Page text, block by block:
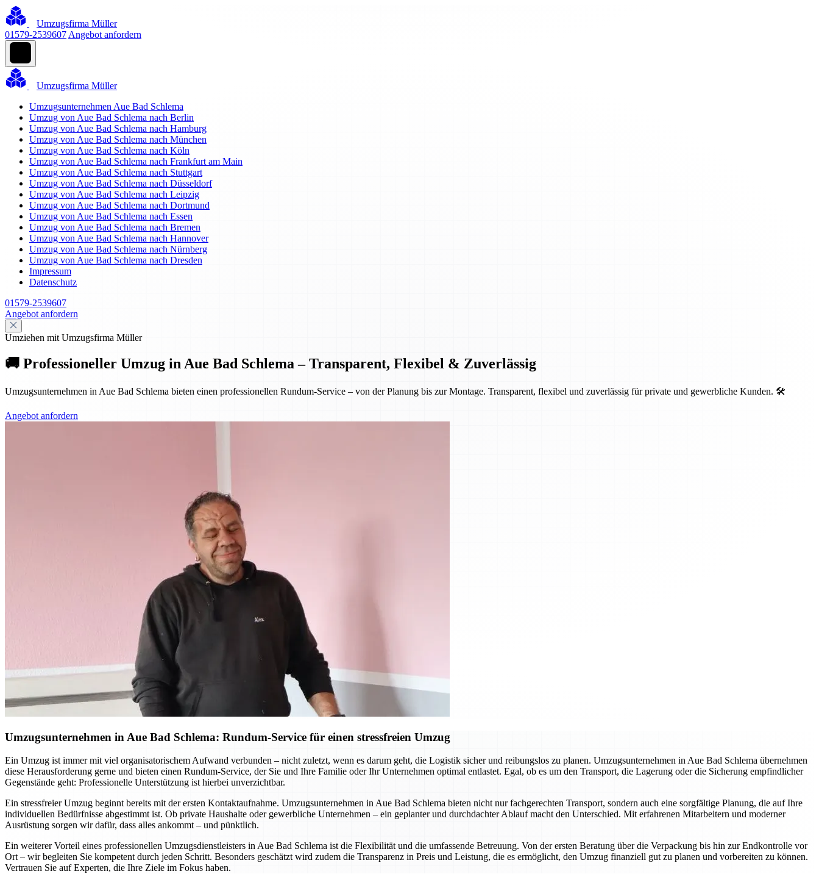
Umzugsfirma Müller
01579-2539607 Angebot anfordern
Umzugsfirma Müller
Umzugsunternehmen Aue Bad Schlema
Umzug von Aue Bad Schlema nach Berlin
Umzug von Aue Bad Schlema nach Hamburg
Umzug von Aue Bad Schlema nach München
Umzug von Aue Bad Schlema nach Köln
Umzug von Aue Bad Schlema nach Frankfurt am Main
Umzug von Aue Bad Schlema nach Stuttgart
Umzug von Aue Bad Schlema nach Düsseldorf
Umzug von Aue Bad Schlema nach Leipzig
Umzug von Aue Bad Schlema nach Dortmund
Umzug von Aue Bad Schlema nach Essen
Umzug von Aue Bad Schlema nach Bremen
Umzug von Aue Bad Schlema nach Hannover
Umzug von Aue Bad Schlema nach Nürnberg
Umzug von Aue Bad Schlema nach Dresden
Impressum
Datenschutz
01579-2539607
Angebot anfordern
Umziehen mit Umzugsfirma Müller
🚚 Professioneller Umzug in Aue Bad Schlema – Transparent, Flexibel & Zuverlässig
Umzugsunternehmen in Aue Bad Schlema bieten einen professionellen Rundum-Service – von der Planung bis zur Montage. Transparent, flexibel und zuverlässig für private und gewerbliche Kunden. 🛠️
Angebot anfordern
Umzugsunternehmen in Aue Bad Schlema: Rundum-Service für einen stressfreien Umzug
Ein Umzug ist immer mit viel organisatorischem Aufwand verbunden – nicht zuletzt, wenn es darum geht, die Logistik sicher und reibungslos zu planen. Umzugsunternehmen in Aue Bad Schlema übernehmen
diese Herausforderung gerne und bieten einen Rundum-Service, der Sie und Ihre Familie oder Ihr Unternehmen optimal entlastet. Egal, ob es um den Transport, die Lagerung oder die Sicherung empfindlicher
Gegenstände geht: Professionelle Unterstützung ist hierbei unverzichtbar.
Ein stressfreier Umzug beginnt bereits mit der ersten Kontaktaufnahme. Umzugsunternehmen in Aue Bad Schlema bieten nicht nur fachgerechten Transport, sondern auch eine sorgfältige Planung, die auf Ihre
individuellen Bedürfnisse abgestimmt ist. Ob private Haushalte oder gewerbliche Unternehmen – ein geplanter und durchdachter Ablauf macht den Unterschied. Mit erfahrenen Mitarbeitern und moderner
Ausrüstung sorgen wir dafür, dass alles ankommt – und pünktlich.
Ein weiterer Vorteil eines professionellen Umzugsdienstleisters in Aue Bad Schlema ist die Flexibilität und die umfassende Betreuung. Von der ersten Beratung über die Verpackung bis hin zur Endkontrolle vor
Ort – wir begleiten Sie kompetent durch jeden Schritt. Besonders geschätzt wird zudem die Transparenz in Preis und Leistung, die es ermöglicht, den Umzug finanziell gut zu planen und vorbereiten zu können.
Vertrauen Sie auf Experten, die Ihre Ziele im Fokus haben.